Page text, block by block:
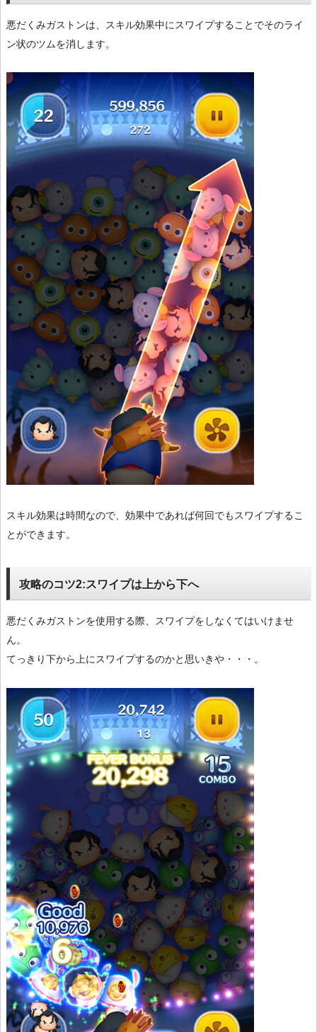
悪だくみガストンは、スキル効果中にスワイプすることでそのライ
ン状のツムを消します。
スキル効果は時間なので、効果中であれば何回でもスワイプするこ
とができます。
攻略のコツ2:スワイプは上から下へ
悪だくみガストンを使用する際、スワイプをしなくてはいけませ
ん。
てっきり下から上にスワイプするのかと思いきや・・・。